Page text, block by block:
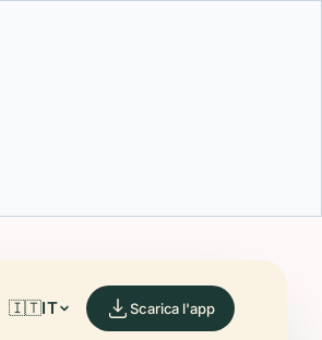
🇮🇹IT Scarica l'app